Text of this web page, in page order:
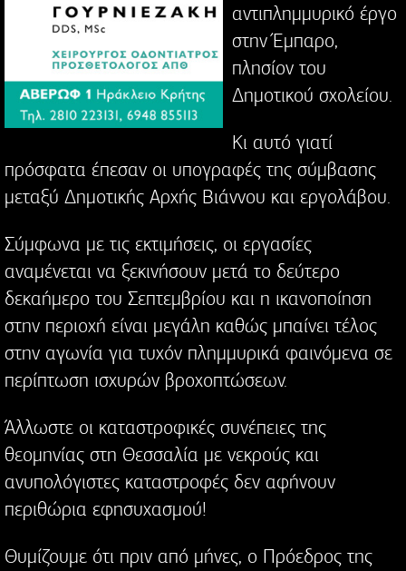
αντιπλημμυρικό έργο
στην Έμπαρο,
πλησίον του
Δημοτικού σχολείου.
Κι αυτό γιατί
πρόσφατα έπεσαν οι υπογραφές της σύμβασης
μεταξύ Δημοτικής Αρχής Βιάννου και εργολάβου.
Σύμφωνα με τις εκτιμήσεις, οι εργασίες
αναμένεται να ξεκινήσουν μετά το δεύτερο
δεκαήμερο του Σεπτεμβρίου και η ικανοποίηση
στην περιοχή είναι μεγάλη καθώς μπαίνει τέλος
στην αγωνία για τυχόν πλημμυρικά φαινόμενα σε
περίπτωση ισχυρών βροχοπτώσεων.
Άλλωστε οι καταστροφικές συνέπειες της
θεομηνίας στη Θεσσαλία με νεκρούς και
ανυπολόγιστες καταστροφές δεν αφήνουν
περιθώρια εφησυχασμού!
Θυμίζουμε ότι πριν από μήνες, ο Πρόεδρος της